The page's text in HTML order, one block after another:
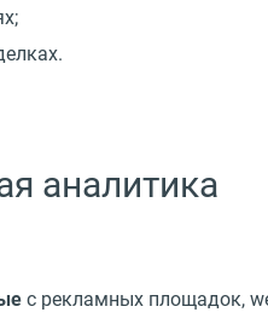
аналитика
с рекламных площадок,